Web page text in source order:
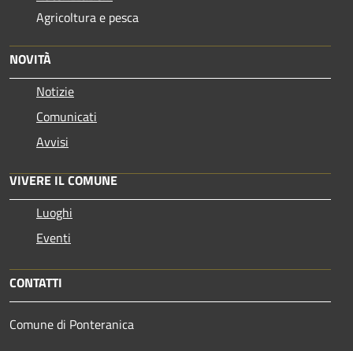
Agricoltura e pesca
NOVITÀ
Notizie
Comunicati
Avvisi
VIVERE IL COMUNE
Luoghi
Eventi
CONTATTI
Comune di Ponteranica